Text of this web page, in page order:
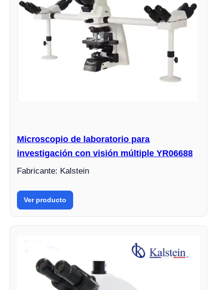
Microscopio de laboratorio para
investigación con visión múltiple YR06688
Fabricante: Kalstein
Ver producto